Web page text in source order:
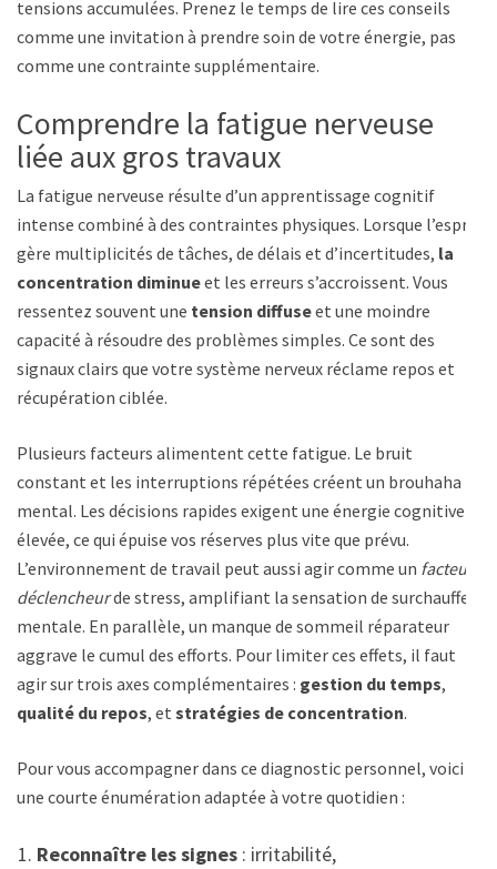
tensions accumulées. Prenez le temps de lire ces conseils
comme une invitation à prendre soin de votre énergie, pas
comme une contrainte supplémentaire.
Comprendre la fatigue nerveuse
liée aux gros travaux
La fatigue nerveuse résulte d’un apprentissage cognitif
intense combiné à des contraintes physiques. Lorsque l’esprit
gère multiplicités de tâches, de délais et d’incertitudes, la
concentration diminueet les erreurs s’accroissent. Vous
ressentez souvent une tension diffuseet une moindre
capacité à résoudre des problèmes simples. Ce sont des
signaux clairs que votre système nerveux réclame repos et
récupération ciblée.
Plusieurs facteurs alimentent cette fatigue. Le bruit
constant et les interruptions répétées créent un brouhaha
mental. Les décisions rapides exigent une énergie cognitive
élevée, ce qui épuise vos réserves plus vite que prévu.
L’environnement de travail peut aussi agir comme un facteur
déclencheurde stress, amplifiant la sensation de surchauffe
mentale. En parallèle, un manque de sommeil réparateur
aggrave le cumul des efforts. Pour limiter ces effets, il faut
agir sur trois axes complémentaires : gestion du temps,
qualité du repos, et stratégies de concentration.
Pour vous accompagner dans ce diagnostic personnel, voici
une courte énumération adaptée à votre quotidien :
Reconnaître les signes : irritabilité,